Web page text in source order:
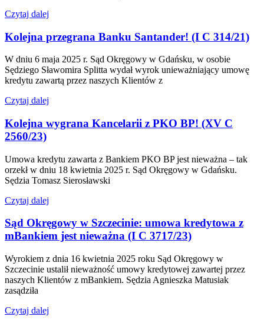
Czytaj dalej
Kolejna przegrana Banku Santander! (I C 314/21)
W dniu 6 maja 2025 r. Sąd Okręgowy w Gdańsku, w osobie
Sędziego Sławomira Splitta wydał wyrok unieważniający umowę
kredytu zawartą przez naszych Klientów z
Czytaj dalej
Kolejna wygrana Kancelarii z PKO BP! (XV C
2560/23)
Umowa kredytu zawarta z Bankiem PKO BP jest nieważna – tak
orzekł w dniu 18 kwietnia 2025 r. Sąd Okręgowy w Gdańsku.
Sędzia Tomasz Sierosławski
Czytaj dalej
Sąd Okręgowy w Szczecinie: umowa kredytowa z
mBankiem jest nieważna (I C 3717/23)
Wyrokiem z dnia 16 kwietnia 2025 roku Sąd Okręgowy w
Szczecinie ustalił nieważność umowy kredytowej zawartej przez
naszych Klientów z mBankiem. Sędzia Agnieszka Matusiak
zasądziła
Czytaj dalej